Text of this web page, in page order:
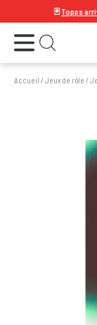
Topps arrive
Ouvrir le menu Ouvrir la recherche
Accueil /Jeux de rôle /